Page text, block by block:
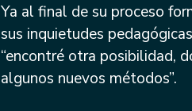
Ya al final de su proceso
sus inquietudes
“encontré otra posibilidad,
algunos nuevos métodos”.